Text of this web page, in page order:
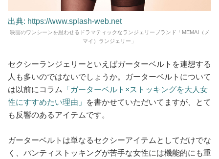
出典: https://www.splash-web.net
映画のワンシーンを思わせるドラマティックなランジェリーブランド「MEMAI（メ
マイ）ランジェリー」
セクシーランジェリーといえばガーターベルトを連想する
人も多いのではないでしょうか。ガーターベルトについて
は以前にコラム
「ガーターベルト×ストッキングを大人女
性にすすめたい理由」
を書かせていただいてますが、とて
も反響のあるアイテムです。
ガーターベルトは単なるセクシーアイテムとしてだけでな
く、パンティストッキングが苦手な女性には機能的にも重